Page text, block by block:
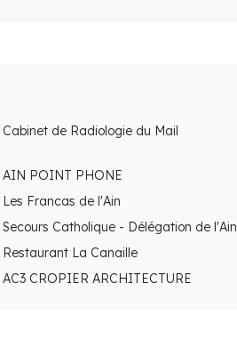
Cabinet de Radiologie du Mail
AIN POINT PHONE
Les Francas de l'Ain
Secours Catholique - Délégation de l'Ain
Restaurant La Canaille
AC3 CROPIER ARCHITECTURE